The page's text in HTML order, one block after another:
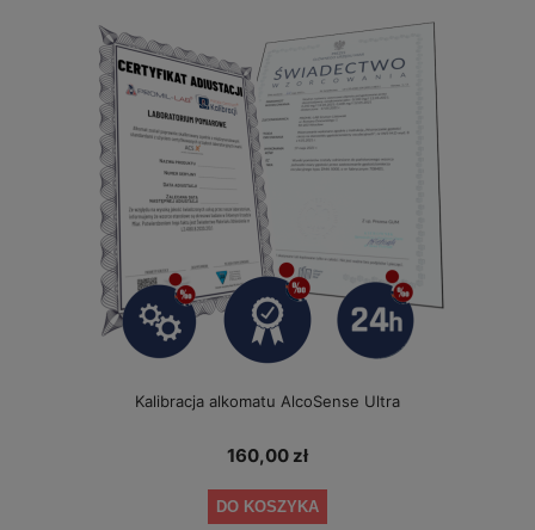
Kalibracja alkomatu AlcoSense Ultra
160,00 zł
DO KOSZYKA